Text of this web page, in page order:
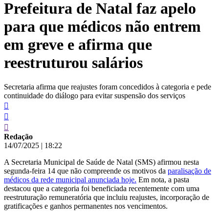
conteúdo
Prefeitura de Natal faz apelo
para que médicos não entrem
em greve e afirma que
reestruturou salários
Secretaria afirma que reajustes foram concedidos à categoria e pede
continuidade do diálogo para evitar suspensão dos serviços
Redação
14/07/2025 | 18:22
A Secretaria Municipal de Saúde de Natal (SMS) afirmou nesta
segunda-feira 14 que não compreende os motivos da paralisação de
médicos da rede municipal anunciada hoje. Em nota, a pasta
destacou que a categoria foi beneficiada recentemente com uma
reestruturação remuneratória que incluiu reajustes, incorporação de
gratificações e ganhos permanentes nos vencimentos.